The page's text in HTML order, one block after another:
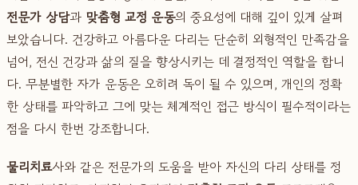
전문가 상담과 맞춤형 교정 운동의 중요성에 대해 깊이 있게 살펴
보았습니다. 건강하고 아름다운 다리는 단순히 외형적인 만족감을
넘어, 전신 건강과 삶의 질을 향상시키는 데 결정적인 역할을 합니
다. 무분별한 자가 운동은 오히려 독이 될 수 있으며, 개인의 정확
한 상태를 파악하고 그에 맞는 체계적인 접근 방식이 필수적이라는
점을 다시 한번 강조합니다.
물리치료사와 같은 전문가의 도움을 받아 자신의 다리 상태를 정